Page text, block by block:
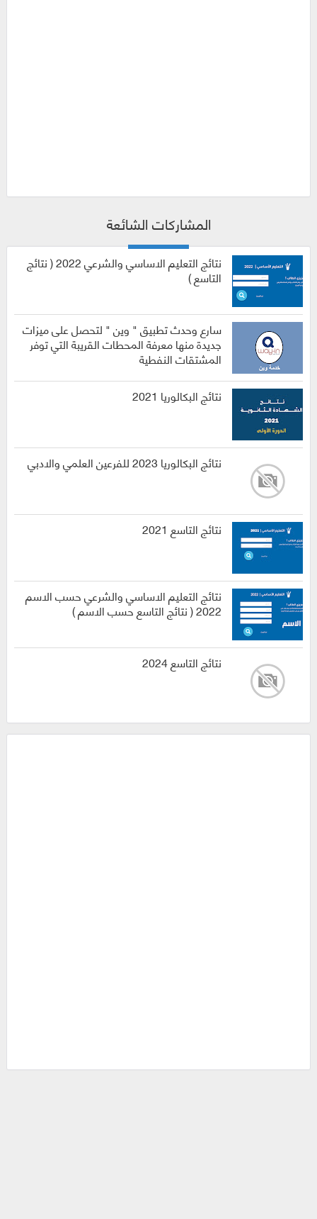
المشاركات الشائعة
نتائج التعليم الاساسي والشرعي 2022 ( نتائج
التاسع )
سارع وحدث تطبيق " وين " لتحصل على ميزات
جديدة منها معرفة المحطات القريبة التي توفر
المشتقات النفطية
نتائج البكالوريا 2021
نتائج البكالوريا 2023 للفرعين العلمي والادبي
نتائج التاسع 2021
نتائج التعليم الاساسي والشرعي حسب الاسم
2022 ( نتائج التاسع حسب الاسم )
نتائج التاسع 2024